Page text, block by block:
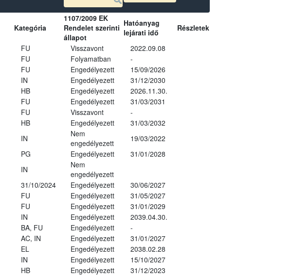
Kategória
1107/2009 EK
Rendelet szerinti
állapot
Hatóanyag
lejárati idő
Részletek
FU Visszavont
2022.09.08
FU Folyamatban
-
FU Engedélyezett
15/09/2026
IN Engedélyezett
31/12/2030
HB Engedélyezett
2026.11.30.
FU Engedélyezett
31/03/2031
FU Visszavont
-
HB Engedélyezett
31/03/2032
IN
Nem
engedélyezett
19/03/2022
PG Engedélyezett
31/01/2028
IN
Nem
engedélyezett
31/10/2024 Engedélyezett
30/06/2027
FU Engedélyezett
31/05/2027
FU Engedélyezett
31/01/2029
IN Engedélyezett
2039.04.30.
BA, FU Engedélyezett
-
AC, IN Engedélyezett
31/01/2027
EL Engedélyezett
2038.02.28
IN Engedélyezett
15/10/2027
HB Engedélyezett
31/12/2023